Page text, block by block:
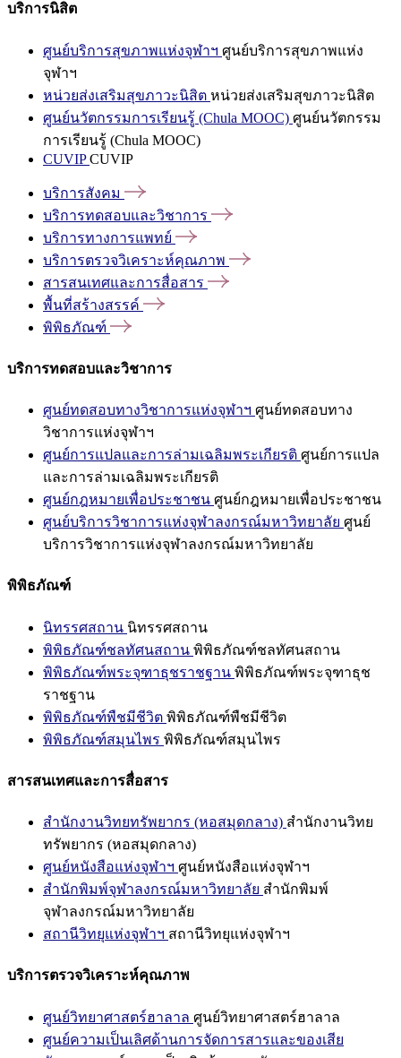
บริการนิสิต
ศูนย์บริการสุขภาพแห่งจุฬาฯ ศูนย์บริการสุขภาพแห่ง
จุฬาฯ
หน่วยส่งเสริมสุขภาวะนิสิต หน่วยส่งเสริมสุขภาวะนิสิต
ศูนย์นวัตกรรมการเรียนรู้ (Chula MOOC) ศูนย์นวัตกรรม
การเรียนรู้ (Chula MOOC)
CUVIPCUVIP
บริการสังคม
บริการทดสอบและวิชาการ
บริการทางการแพทย์
บริการตรวจวิเคราะห์คุณภาพ
สารสนเทศและการสื่อสาร
พื้นที่สร้างสรรค์
พิพิธภัณฑ์
บริการทดสอบและวิชาการ
ศูนย์ทดสอบทางวิชาการแห่งจุฬาฯ ศูนย์ทดสอบทาง
วิชาการแห่งจุฬาฯ
ศูนย์การแปลและการล่ามเฉลิมพระเกียรติ ศูนย์การแปล
และการล่ามเฉลิมพระเกียรติ
ศูนย์กฎหมายเพื่อประชาชน ศูนย์กฎหมายเพื่อประชาชน
ศูนย์บริการวิชาการแห่งจุฬาลงกรณ์มหาวิทยาลัย ศูนย์
บริการวิชาการแห่งจุฬาลงกรณ์มหาวิทยาลัย
พิพิธภัณฑ์
นิทรรศสถาน นิทรรศสถาน
พิพิธภัณฑ์ชลทัศนสถาน พิพิธภัณฑ์ชลทัศนสถาน
พิพิธภัณฑ์พระจุฑาธุชราชฐาน พิพิธภัณฑ์พระจุฑาธุช
ราชฐาน
พิพิธภัณฑ์พืชมีชีวิต พิพิธภัณฑ์พืชมีชีวิต
พิพิธภัณฑ์สมุนไพร พิพิธภัณฑ์สมุนไพร
สารสนเทศและการสื่อสาร
สำนักงานวิทยทรัพยากร (หอสมุดกลาง) สำนักงานวิทย
ทรัพยากร (หอสมุดกลาง)
ศูนย์หนังสือแห่งจุฬาฯ ศูนย์หนังสือแห่งจุฬาฯ
สำนักพิมพ์จุฬาลงกรณ์มหาวิทยาลัย สำนักพิมพ์
จุฬาลงกรณ์มหาวิทยาลัย
สถานีวิทยุแห่งจุฬาฯ สถานีวิทยุแห่งจุฬาฯ
บริการตรวจวิเคราะห์คุณภาพ
ศูนย์วิทยาศาสตร์ฮาลาล ศูนย์วิทยาศาสตร์ฮาลาล
ศูนย์ความเป็นเลิศด้านการจัดการสารและของเสีย